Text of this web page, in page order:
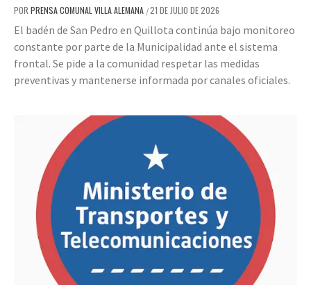
POR PRENSA COMUNAL VILLA ALEMANA /21 DE JULIO DE 2026
El badén de San Pedro en Quillota continúa bajo monitoreo
constante por parte de la Municipalidad ante el sistema
frontal. Se pide a la comunidad respetar las medidas
preventivas y mantenerse informada por canales oficiales.